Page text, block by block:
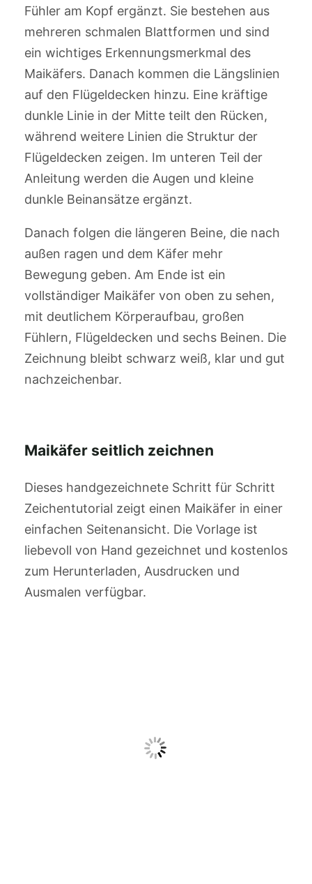
Fühler am Kopf ergänzt. Sie bestehen aus
mehreren schmalen Blattformen und sind
ein wichtiges Erkennungsmerkmal des
Maikäfers. Danach kommen die Längslinien
auf den Flügeldecken hinzu. Eine kräftige
dunkle Linie in der Mitte teilt den Rücken,
während weitere Linien die Struktur der
Flügeldecken zeigen. Im unteren Teil der
Anleitung werden die Augen und kleine
dunkle Beinansätze ergänzt.
Danach folgen die längeren Beine, die nach
außen ragen und dem Käfer mehr
Bewegung geben. Am Ende ist ein
vollständiger Maikäfer von oben zu sehen,
mit deutlichem Körperaufbau, großen
Fühlern, Flügeldecken und sechs Beinen. Die
Zeichnung bleibt schwarz weiß, klar und gut
nachzeichenbar.
Maikäfer seitlich zeichnen
Dieses handgezeichnete Schritt für Schritt
Zeichentutorial zeigt einen Maikäfer in einer
einfachen Seitenansicht. Die Vorlage ist
liebevoll von Hand gezeichnet und kostenlos
zum Herunterladen, Ausdrucken und
Ausmalen verfügbar.